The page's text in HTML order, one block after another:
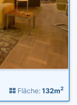
Fläche: 132m2